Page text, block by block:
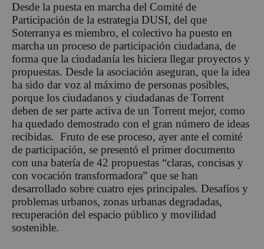
Desde la puesta en marcha del Comité de
Participación de la estrategia DUSI, del que
Soterranya es miembro, el colectivo ha puesto en
marcha un proceso de participación ciudadana, de
forma que la ciudadanía les hiciera llegar proyectos y
propuestas. Desde la asociación aseguran, que la idea
ha sido dar voz al máximo de personas posibles,
porque los ciudadanos y ciudadanas de Torrent
deben de ser parte activa de un Torrent mejor, como
ha quedado demostrado con el gran número de ideas
recibidas. Fruto de ese proceso, ayer ante el comité
de participación, se presentó el primer documento
con una batería de 42 propuestas “claras, concisas y
con vocación transformadora” que se han
desarrollado sobre cuatro ejes principales. Desafíos y
problemas urbanos, zonas urbanas degradadas,
recuperación del espacio público y movilidad
sostenible.